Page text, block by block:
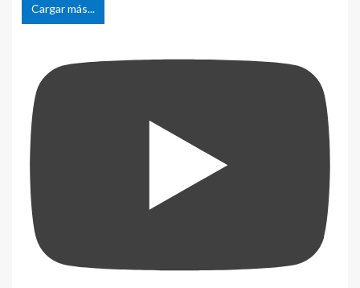
Cargar más...